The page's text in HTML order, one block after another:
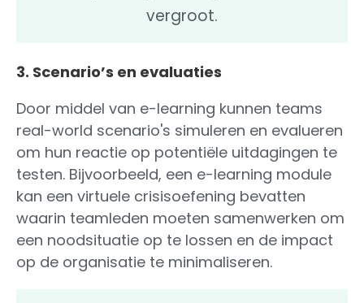
vergroot.
3. Scenario’s en evaluaties
Door middel van e-learning kunnen teams
real-world scenario's simuleren en evalueren
om hun reactie op potentiële uitdagingen te
testen. Bijvoorbeeld, een e-learning module
kan een virtuele crisisoefening bevatten
waarin teamleden moeten samenwerken om
een noodsituatie op te lossen en de impact
op de organisatie te minimaliseren.